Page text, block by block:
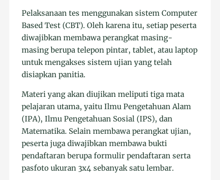
Pelaksanaan tes menggunakan sistem Computer
Based Test (CBT). Oleh karena itu, setiap peserta
diwajibkan membawa perangkat masing-
masing berupa telepon pintar, tablet, atau laptop
untuk mengakses sistem ujian yang telah
disiapkan panitia.
Materi yang akan diujikan meliputi tiga mata
pelajaran utama, yaitu Ilmu Pengetahuan Alam
(IPA), Ilmu Pengetahuan Sosial (IPS), dan
Matematika. Selain membawa perangkat ujian,
peserta juga diwajibkan membawa bukti
pendaftaran berupa formulir pendaftaran serta
pasfoto ukuran 3x4 sebanyak satu lembar.